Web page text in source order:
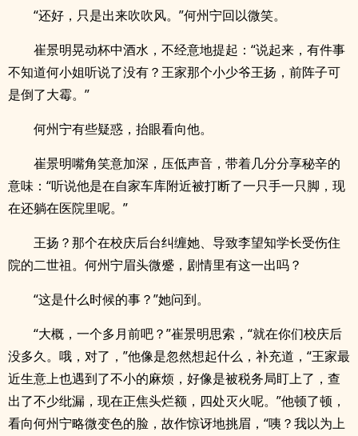
“还好，只是出来吹吹风。”何州宁回以微笑。
崔景明晃动杯中酒水，不经意地提起：“说起来，有件事
不知道何小姐听说了没有？王家那个小少爷王扬，前阵子可
是倒了大霉。”
何州宁有些疑惑，抬眼看向他。
崔景明嘴角笑意加深，压低声音，带着几分分享秘辛的
意味：“听说他是在自家车库附近被打断了一只手一只脚，现
在还躺在医院里呢。”
王扬？那个在校庆后台纠缠她、导致李望知学长受伤住
院的二世祖。何州宁眉头微蹙，剧情里有这一出吗？
“这是什么时候的事？”她问到。
“大概，一个多月前吧？”崔景明思索，“就在你们校庆后
没多久。哦，对了，”他像是忽然想起什么，补充道，“王家最
近生意上也遇到了不小的麻烦，好像是被税务局盯上了，查
出了不少纰漏，现在正焦头烂额，四处灭火呢。”他顿了顿，
看向何州宁略微变色的脸，故作惊讶地挑眉，“咦？我以为上